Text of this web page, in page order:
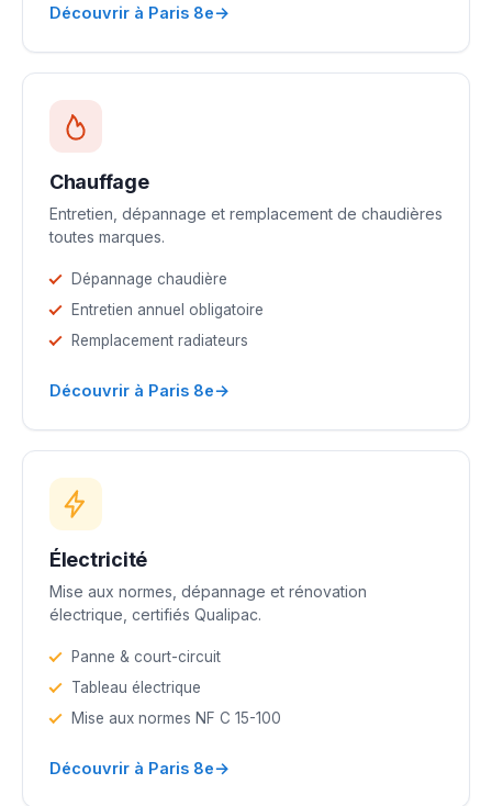
Découvrir à Paris 8e→
Chauffage
Entretien, dépannage et remplacement de chaudières
toutes marques.
Dépannage chaudière
Entretien annuel obligatoire
Remplacement radiateurs
Découvrir à Paris 8e→
Électricité
Mise aux normes, dépannage et rénovation
électrique, certifiés Qualipac.
Panne & court-circuit
Tableau électrique
Mise aux normes NF C 15-100
Découvrir à Paris 8e→